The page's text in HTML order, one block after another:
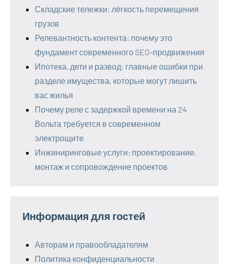
Складские тележки: лёгкость перемещения
грузов
Релевантность контента: почему это
фундамент современного SEO-продвижения
Ипотека, дети и развод: главные ошибки при
разделе имущества, которые могут лишить
вас жилья
Почему реле с задержкой времени на 24
Вольта требуется в современном
электрощите
Инжиниринговые услуги: проектирование,
монтаж и сопровождение проектов
Информация для гостей
Авторам и правообладателям
Политика конфиденциальности